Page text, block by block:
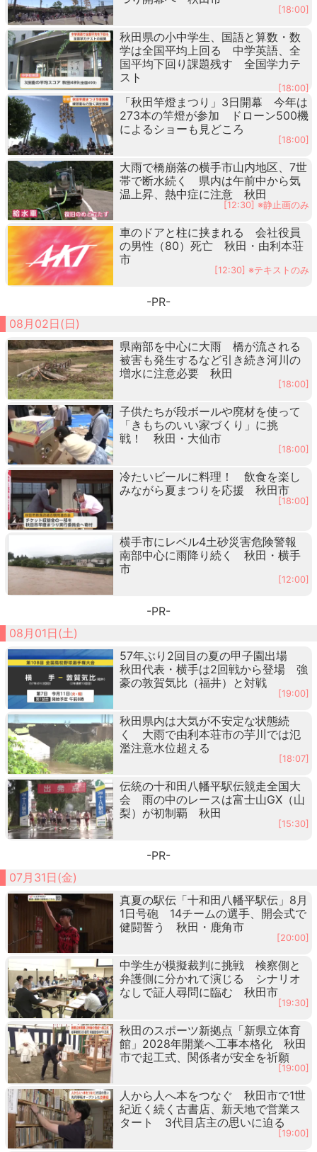
[18:00]
秋田県の小中学生、国語と算数・数
学は全国平均上回る 中学英語、全
国平均下回り課題残す 全国学力テ
スト
[18:00]
「秋田竿燈まつり」3日開幕 今年は
273本の竿燈が参加 ドローン500機
によるショーも見どころ
[18:00]
大雨で橋崩落の横手市山内地区、7世
帯で断水続く 県内は午前中から気
温上昇、熱中症に注意 秋田
[12:30] ※静止画のみ
車のドアと柱に挟まれる 会社役員
の男性（80）死亡 秋田・由利本荘
市
[12:30] ※テキストのみ
-PR-
08月02日(日)
県南部を中心に大雨 橋が流される
被害も発生するなど引き続き河川の
増水に注意必要 秋田
[18:00]
子供たちが段ボールや廃材を使って
「きもちのいい家づくり」に挑
戦！ 秋田・大仙市
[18:00]
冷たいビールに料理！ 飲食を楽し
みながら夏まつりを応援 秋田市
[18:00]
横手市にレベル4土砂災害危険警報
南部中心に雨降り続く 秋田・横手
市
[12:00]
-PR-
08月01日(土)
57年ぶり2回目の夏の甲子園出場
秋田代表・横手は2回戦から登場 強
豪の敦賀気比（福井）と対戦
[19:00]
秋田県内は大気が不安定な状態続
く 大雨で由利本荘市の芋川では氾
濫注意水位超える
[18:07]
伝統の十和田八幡平駅伝競走全国大
会 雨の中のレースは富士山GX（山
梨）が初制覇 秋田
[15:30]
-PR-
07月31日(金)
真夏の駅伝「十和田八幡平駅伝」8月
1日号砲 14チームの選手、開会式で
健闘誓う 秋田・鹿角市
[20:00]
中学生が模擬裁判に挑戦 検察側と
弁護側に分かれて演じる シナリオ
なしで証人尋問に臨む 秋田市
[19:30]
秋田のスポーツ新拠点「新県立体育
館」2028年開業へ工事本格化 秋田
市で起工式、関係者が安全を祈願
[19:00]
人から人へ本をつなぐ 秋田市で1世
紀近く続く古書店、新天地で営業ス
タート 3代目店主の思いに迫る
[19:00]